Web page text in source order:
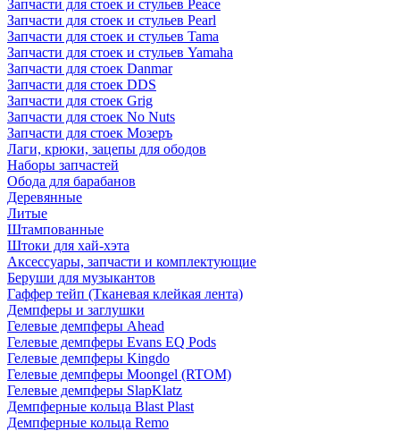
Запчасти для стоек и стульев Peace
Запчасти для стоек и стульев Pearl
Запчасти для стоек и стульев Tama
Запчасти для стоек и стульев Yamaha
Запчасти для стоек Danmar
Запчасти для стоек DDS
Запчасти для стоек Grig
Запчасти для стоек No Nuts
Запчасти для стоек Мозеръ
Лаги, крюки, зацепы для ободов
Наборы запчастей
Обода для барабанов
Деревянные
Литые
Штампованные
Штоки для хай-хэта
Аксессуары, запчасти и комплектующие
Беруши для музыкантов
Гаффер тейп (Тканевая клейкая лента)
Демпферы и заглушки
Гелевые демпферы Ahead
Гелевые демпферы Evans EQ Pods
Гелевые демпферы Kingdo
Гелевые демпферы Moongel (RTOM)
Гелевые демпферы SlapKlatz
Демпферные кольца Blast Plast
Демпферные кольца Remo